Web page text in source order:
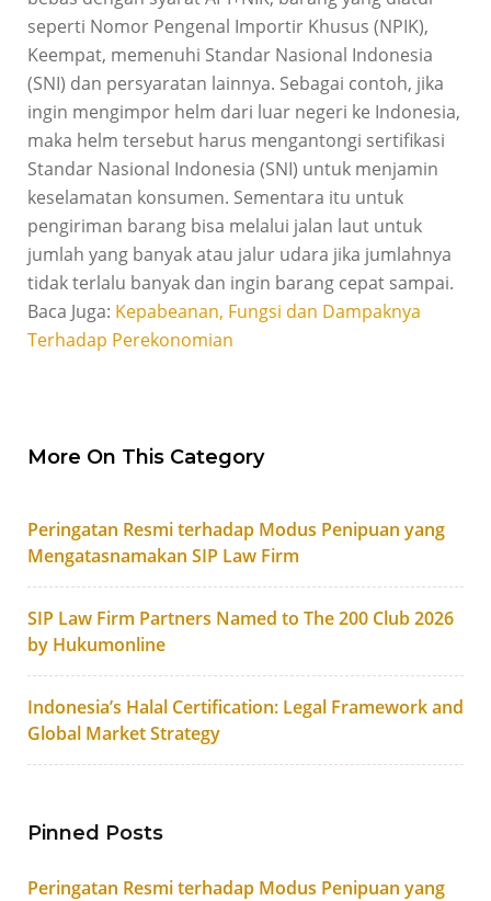
seperti Nomor Pengenal Importir Khusus (NPIK),
Keempat, memenuhi Standar Nasional Indonesia
(SNI) dan persyaratan lainnya. Sebagai contoh, jika
ingin mengimpor helm dari luar negeri ke Indonesia,
maka helm tersebut harus mengantongi sertifikasi
Standar Nasional Indonesia (SNI) untuk menjamin
keselamatan konsumen. Sementara itu untuk
pengiriman barang bisa melalui jalan laut untuk
jumlah yang banyak atau jalur udara jika jumlahnya
tidak terlalu banyak dan ingin barang cepat sampai.
Baca Juga: Kepabeanan, Fungsi dan Dampaknya
Terhadap Perekonomian
More On This Category
Peringatan Resmi terhadap Modus Penipuan yang
Mengatasnamakan SIP Law Firm
SIP Law Firm Partners Named to The 200 Club 2026
by Hukumonline
Indonesia’s Halal Certification: Legal Framework and
Global Market Strategy
Pinned Posts
Peringatan Resmi terhadap Modus Penipuan yang